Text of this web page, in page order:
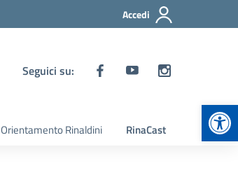
Accedi
Seguici su:
Orientamento Rinaldini RinaCast